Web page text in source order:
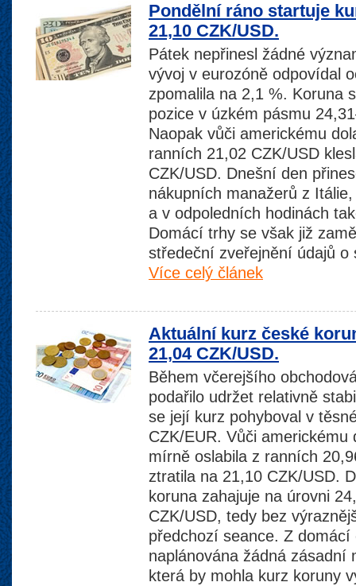
Pondělní ráno startuje
21,10 CZK/USD.
Pátek nepřinesl žádné
vývoj v eurozóně odpovídal
zpomalila na 2,1 %. Koruna
pozice v úzkém pásmu
Naopak vůči americkému
ranních 21,02 CZK/USD
CZK/USD. Dnešní den
nákupních manažerů z
a v odpoledních hodinách
Domácí trhy se však již
středeční zveřejnění údajů o
Více celý článek
Aktuální kurz české
21,04 CZK/USD.
Během včerejšího
podařilo udržet relativně
se její kurz pohyboval v
CZK/EUR. Vůči
mírně oslabila z ranních
ztratila na 21,10 CZK/USD.
koruna zahajuje na úrovni
CZK/USD, tedy bez
předchozí seance. Z
naplánována žádná zásadní
která by mohla kurz koruny